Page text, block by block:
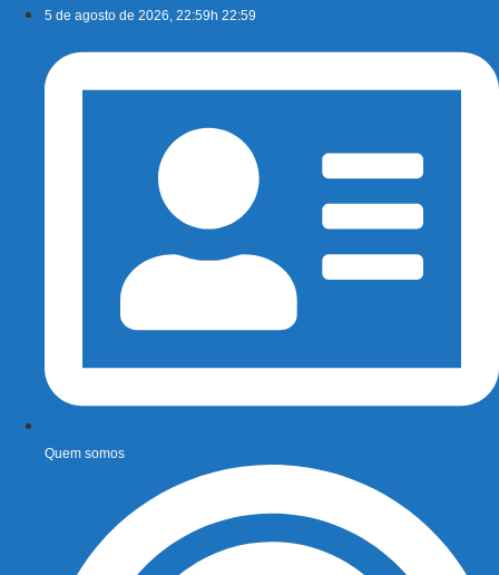
conteúdo
5 de agosto de 2026, 22:59h 22:59
Quem somos